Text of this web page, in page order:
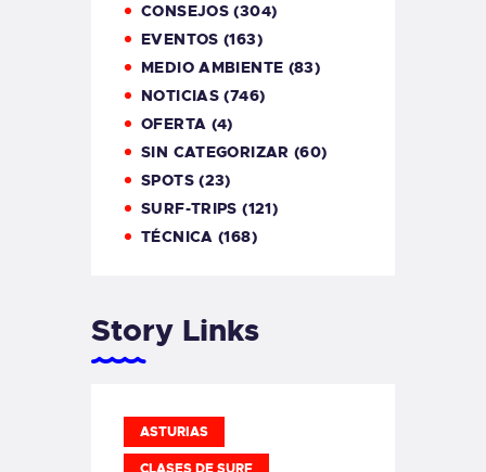
CONSEJOS (304)
EVENTOS (163)
MEDIO AMBIENTE (83)
NOTICIAS (746)
OFERTA (4)
SIN CATEGORIZAR (60)
SPOTS(23)
SURF-TRIPS (121)
TÉCNICA (168)
Story Links
ASTURIAS